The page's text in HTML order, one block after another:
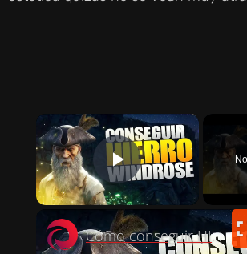
×
PLAY
Cómo conseguir HIERRO en Windrose FÁCIL (Mejor sitio y truco)